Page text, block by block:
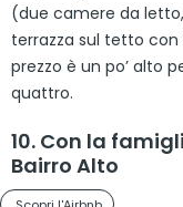
(due camere da
terrazza sul tetto
prezzo è un po’ alto
quattro.
10. Con la
Bairro Alto